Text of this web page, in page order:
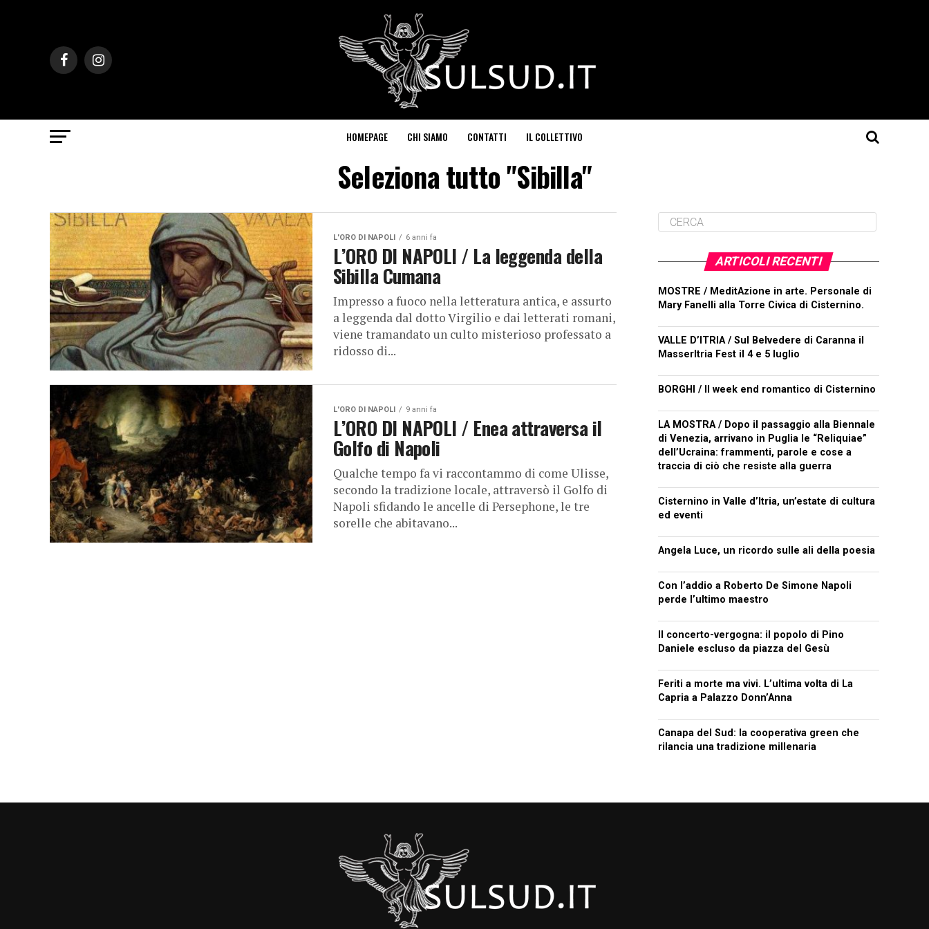
HOMEPAGE CHI SIAMO CONTATTI IL COLLETTIVO
Seleziona tutto "Sibilla"
L'ORO DI NAPOLI 6 anni fa
L’ORO DI NAPOLI / La leggenda della
Sibilla Cumana
Impresso a fuoco nella letteratura antica, e assurto
a leggenda dal dotto Virgilio e dai letterati romani,
viene tramandato un culto misterioso professato a
ridosso di...
L'ORO DI NAPOLI 9 anni fa
L’ORO DI NAPOLI / Enea attraversa il
Golfo di Napoli
Qualche tempo fa vi raccontammo di come Ulisse,
secondo la tradizione locale, attraversò il Golfo di
Napoli sfidando le ancelle di Persephone, le tre
sorelle che abitavano...
ARTICOLI RECENTI
MOSTRE / MeditAzione in arte. Personale di
Mary Fanelli alla Torre Civica di Cisternino.
VALLE D’ITRIA / Sul Belvedere di Caranna il
MasserItria Fest il 4 e 5 luglio
BORGHI / Il week end romantico di Cisternino
LA MOSTRA / Dopo il passaggio alla Biennale
di Venezia, arrivano in Puglia le “Reliquiae”
dell’Ucraina: frammenti, parole e cose a
traccia di ciò che resiste alla guerra
Cisternino in Valle d’Itria, un’estate di cultura
ed eventi
Angela Luce, un ricordo sulle ali della poesia
Con l’addio a Roberto De Simone Napoli
perde l’ultimo maestro
Il concerto-vergogna: il popolo di Pino
Daniele escluso da piazza del Gesù
Feriti a morte ma vivi. L’ultima volta di La
Capria a Palazzo Donn’Anna
Canapa del Sud: la cooperativa green che
rilancia una tradizione millenaria